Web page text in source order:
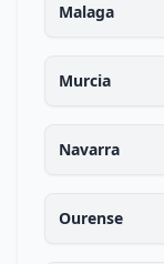
Malaga
Murcia
Navarra
Ourense